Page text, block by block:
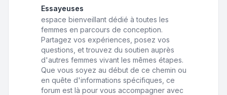
Essayeuses
espace bienveillant dédié à toutes les
femmes en parcours de conception.
Partagez vos expériences, posez vos
questions, et trouvez du soutien auprès
d'autres femmes vivant les mêmes étapes.
Que vous soyez au début de ce chemin ou
en quête d'informations spécifiques, ce
forum est là pour vous accompagner avec